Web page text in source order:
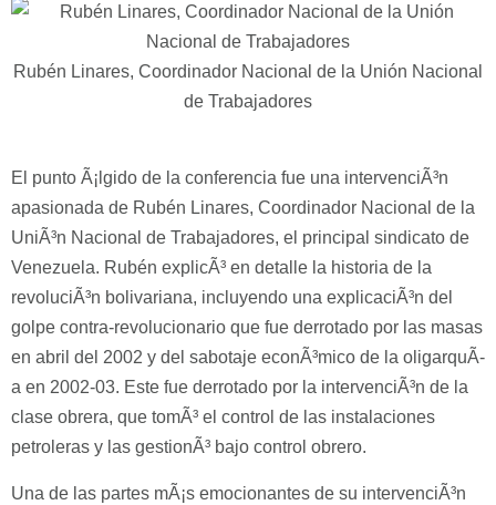
Rubén Linares, Coordinador Nacional de la Unión Nacional
de Trabajadores
El punto Ã¡lgido de la conferencia fue una intervenciÃ³n
apasionada de Rubén Linares, Coordinador Nacional de la
UniÃ³n Nacional de Trabajadores, el principal sindicato de
Venezuela. Rubén explicÃ³ en detalle la historia de la
revoluciÃ³n bolivariana, incluyendo una explicaciÃ³n del
golpe contra-revolucionario que fue derrotado por las masas
en abril del 2002 y del sabotaje econÃ³mico de la oligarquÃ­
a en 2002-03. Este fue derrotado por la intervenciÃ³n de la
clase obrera, que tomÃ³ el control de las instalaciones
petroleras y las gestionÃ³ bajo control obrero.
Una de las partes mÃ¡s emocionantes de su intervenciÃ³n